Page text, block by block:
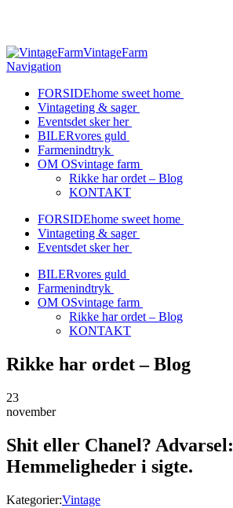
VintageFarm
Navigation
FORSIDEhome sweet home
Vintageting & sager
Eventsdet sker her
BILERvores guld
Farmenindtryk
OM OSvintage farm
Rikke har ordet – Blog
KONTAKT
FORSIDEhome sweet home
Vintageting & sager
Eventsdet sker her
BILERvores guld
Farmenindtryk
OM OSvintage farm
Rikke har ordet – Blog
KONTAKT
Rikke har ordet – Blog
23
november
Shit eller Chanel? Advarsel:
Hemmeligheder i sigte.
Kategorier:Vintage